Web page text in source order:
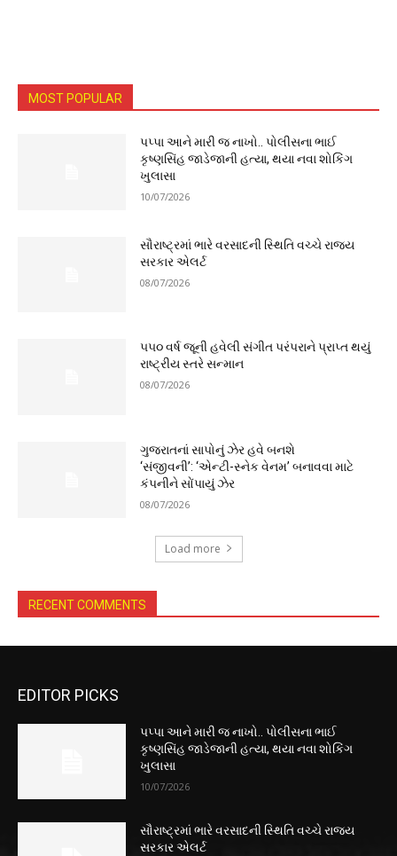
MOST POPULAR
પપ્પા આને મારી જ નાખો.. પોલીસના ભાઈ
કૃષ્ણસિંહ જાડેજાની હત્યા, થયા નવા શોકિંગ
ખુલાસા
10/07/2026
સૌરાષ્ટ્રમાં ભારે વરસાદની સ્થિતિ વચ્ચે રાજ્ય
સરકાર એલર્ટ
08/07/2026
૫૫૦ વર્ષ જૂની હવેલી સંગીત પરંપરાને પ્રાપ્ત થયું
રાષ્ટ્રીય સ્તરે સન્માન
08/07/2026
ગુજરાતનાં સાપોનું ઝેર હવે બનશે
‘સંજીવની’: ‘એન્ટી-સ્નેક વેનમ’ બનાવવા માટે
કંપનીને સોંપાયું ઝેર
08/07/2026
Load more
RECENT COMMENTS
EDITOR PICKS
પપ્પા આને મારી જ નાખો.. પોલીસના ભાઈ
કૃષ્ણસિંહ જાડેજાની હત્યા, થયા નવા શોકિંગ
ખુલાસા
10/07/2026
સૌરાષ્ટ્રમાં ભારે વરસાદની સ્થિતિ વચ્ચે રાજ્ય
સરકાર એલર્ટ